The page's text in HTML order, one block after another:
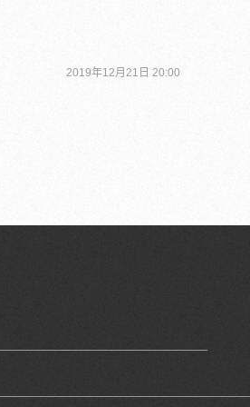
2019年12月21日 20:00